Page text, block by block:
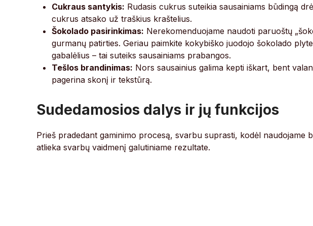
Cukraus santykis: Rudasis cukrus suteikia sausainiams būdingą
cukrus atsako už traškius kraštelius.
Šokolado pasirinkimas: Nerekomenduojame naudoti paruoštų
gurmanų patirties. Geriau paimkite kokybiško juodojo šokolado
gabalėlius – tai suteiks sausainiams prabangos.
Tešlos brandinimas: Nors sausainius galima kepti iškart, bent
pagerina skonį ir tekstūrą.
Sudedamosios dalys ir jų funkcijos
Prieš pradedant gaminimo procesą, svarbu suprasti, kodėl naudojame
atlieka svarbų vaidmenį galutiniame rezultate.